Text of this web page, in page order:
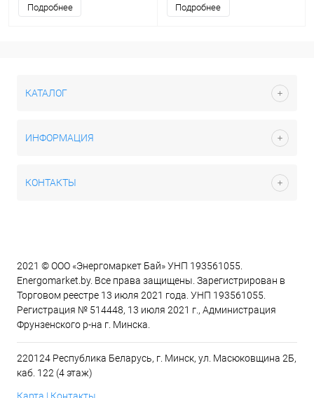
Подробнее Подробнее
КАТАЛОГ
ИНФОРМАЦИЯ
КОНТАКТЫ
2021 © ООО «Энергомаркет Бай» УНП 193561055.
Energomarket.by. Все права защищены. Зарегистрирован в
Торговом реестре 13 июля 2021 года. УНП 193561055.
Регистрация № 514448, 13 июля 2021 г., Администрация
Фрунзенского р-на г. Минска.
220124 Республика Беларусь, г. Минск, ул. Масюковщина 2Б,
каб. 122 (4 этаж)